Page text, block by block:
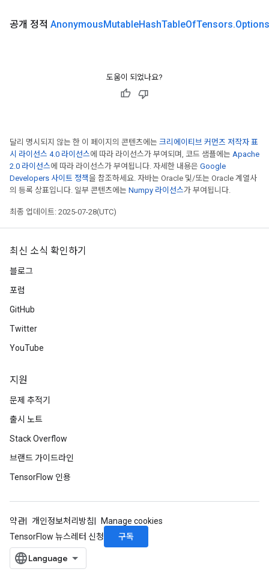
공개 정적 AnonymousMutableHashTableOfTensors.Options
도움이 되었나요?
달리 명시되지 않는 한 이 페이지의 콘텐츠에는 크리에이티브 커먼즈 저작자 표
시 라이선스 4.0 라이선스에 따라 라이선스가 부여되며, 코드 샘플에는 Apache
2.0 라이선스에 따라 라이선스가 부여됩니다. 자세한 내용은 Google
Developers 사이트 정책을 참조하세요. 자바는 Oracle 및/또는 Oracle 계열사
의 등록 상표입니다. 일부 콘텐츠에는 Numpy 라이선스가 부여됩니다.
최종 업데이트: 2025-07-28(UTC)
최신 소식 확인하기
블로그
포럼
GitHub
Twitter
YouTube
지원
문제 추적기
출시 노트
Stack Overflow
브랜드 가이드라인
TensorFlow 인용
약관 개인정보처리방침
Manage cookies
TensorFlow 뉴스레터 신청
구독